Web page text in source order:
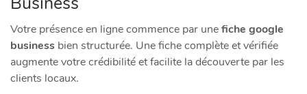
Votre présence en ligne commence par unefiche google
business bien structurée. Une fiche complète et vérifiée
augmente votre crédibilité et facilite la découverte par les
clients locaux.